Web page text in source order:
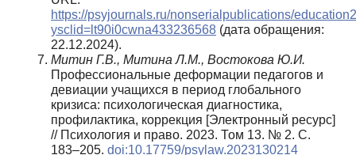
https://psyjournals.ru/nonserialpublications/
ysclid=lt90i0cwna433236568 (дата обращения:
22.12.2024).
Митин Г.В., Митина Л.М., Востокова Ю.И.
Профессиональные деформации педагогов и
девиации учащихся в период глобального
кризиса: психологическая диагностика,
профилактика, коррекция [Электронный ресурс]
// Психология и право. 2023. Том 13. № 2. С.
183–205. doi:10.17759/psylaw.2023130214